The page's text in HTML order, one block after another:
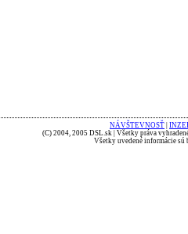
NÁVŠTEVNOSŤ
(C) 2004, 2005 DSL.sk | Všetky práva
Všetky uvedené informácie sú